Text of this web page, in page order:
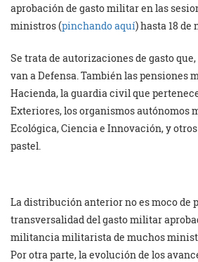
aprobación de gasto militar en las
ministros (pinchando aquí) hasta 18 de
Se trata de autorizaciones de gasto
van a Defensa. También las pensiones
Hacienda, la guardia civil que
Exteriores, los organismos autónomos
Ecológica, Ciencia e Innovación, y
pastel.
La distribución anterior no es moco de
transversalidad del gasto militar
militancia militarista de muchos
Por otra parte, la evolución de los